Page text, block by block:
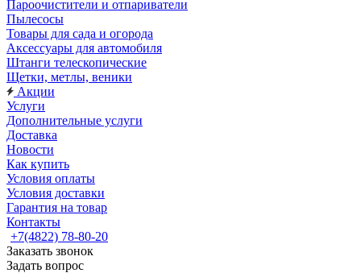
Пароочистители и отпариватели
Пылесосы
Товары для сада и огорода
Аксессуары для автомобиля
Штанги телескопические
Щетки, метлы, веники
Акции
Услуги
Дополнительные услуги
Доставка
Новости
Как купить
Условия оплаты
Условия доставки
Гарантия на товар
Контакты
+7(4822) 78-80-20
Заказать звонок
Задать вопрос